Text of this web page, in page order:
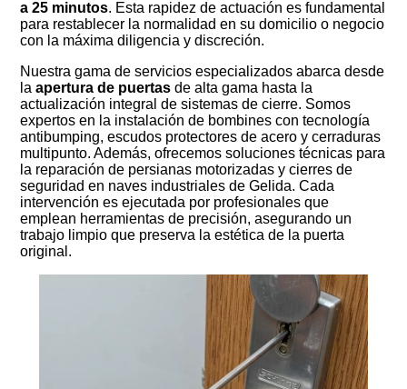
a 25 minutos. Esta rapidez de actuación es fundamental
para restablecer la normalidad en su domicilio o negocio
con la máxima diligencia y discreción.
Nuestra gama de servicios especializados abarca desde
laapertura de puertas de alta gama hasta la
actualización integral de sistemas de cierre. Somos
expertos en la instalación de bombines con tecnología
antibumping, escudos protectores de acero y cerraduras
multipunto. Además, ofrecemos soluciones técnicas para
la reparación de persianas motorizadas y cierres de
seguridad en naves industriales de Gelida. Cada
intervención es ejecutada por profesionales que
emplean herramientas de precisión, asegurando un
trabajo limpio que preserva la estética de la puerta
original.